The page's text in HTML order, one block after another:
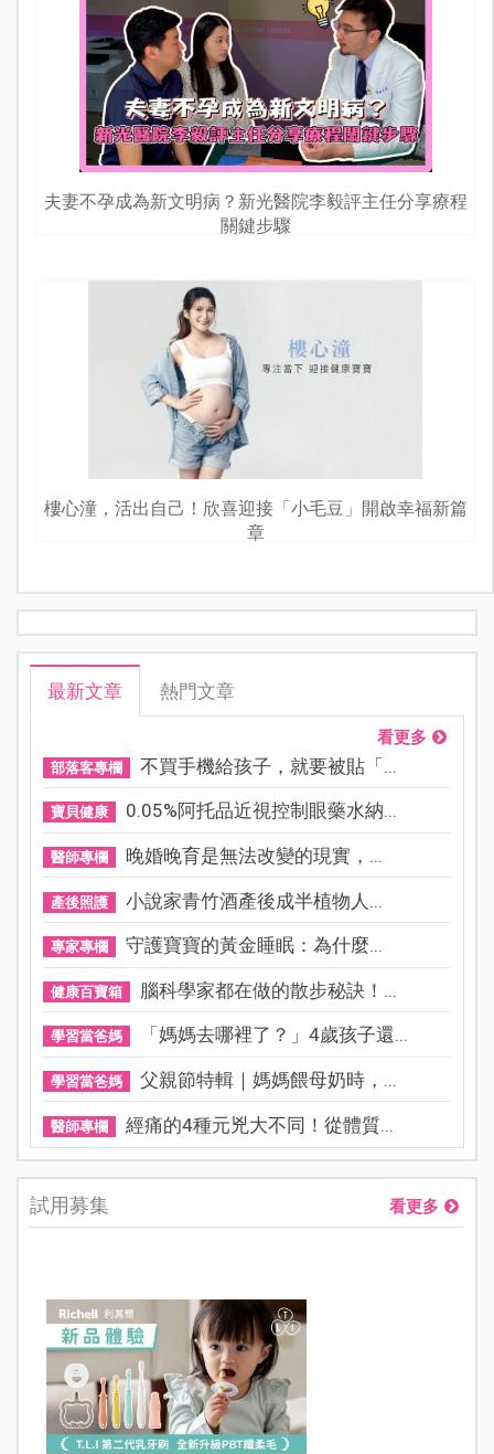
夫妻不孕成為新文明病？新光醫院李毅評主任分享療程
關鍵步驟
樓心潼，活出自己！欣喜迎接「小毛豆」開啟幸福新篇
章
最新文章 熱門文章
看更多
部落客專欄 不買手機給孩子，就要被貼「...
寶貝健康 0.05%阿托品近視控制眼藥水納...
醫師專欄 晚婚晚育是無法改變的現實，...
產後照護 小說家青竹酒產後成半植物人...
專家專欄 守護寶寶的黃金睡眠：為什麼...
健康百寶箱 腦科學家都在做的散步秘訣！...
學習當爸媽 「媽媽去哪裡了？」4歲孩子還...
學習當爸媽 父親節特輯｜媽媽餵母奶時，...
醫師專欄 經痛的4種元兇大不同！從體質...
試用募集 看更多